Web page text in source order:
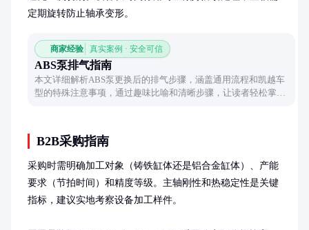
定期旋转防止轴承变形。
商家经验 真实案例 · 安全可信
ABS泵排气指南
本文详细解析ABS泵更换后的排气步骤，涵盖通用流程和凯越车
型的特殊注意事项，通过趣味比喻和清晰步骤，让读者轻松掌握
B2B采购指南
采购时需明确加工对象（铸铁缸体还是铝合金缸体）、产能
要求（节拍时间）和精度等级。主轴刚性和热稳定性是关键
指标，建议实地考察设备加工样件。